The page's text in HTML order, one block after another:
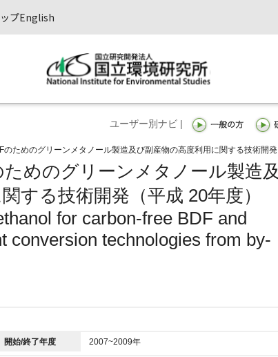
プEnglish
ユーザー別ナビ |
のためのグリーンメタノール製造及び副産物の高度利用に関する技術開発
めのグリーンメタノール製造及
する技術開発（平成 20年度）
for carbon-free BDF and
conversion technologies from by-
開始/終了年度 2007~2009年